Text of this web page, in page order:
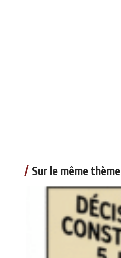
Sur le même thème